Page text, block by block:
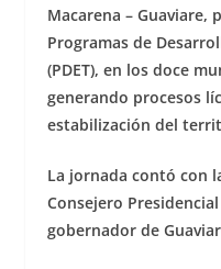
Macarena – Guaviare,
Programas de
(PDET), en los doce
generando procesos
estabilización del
La jornada contó con
Consejero
gobernador de